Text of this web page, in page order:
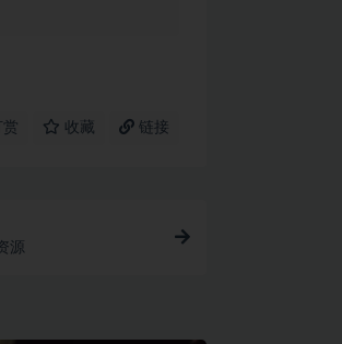
赏 收藏 链接
源